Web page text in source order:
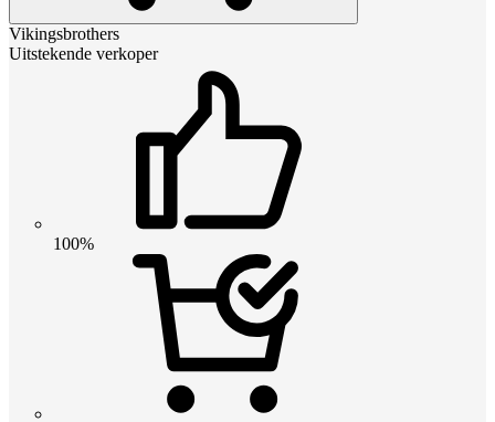
Vikingsbrothers
Uitstekende verkoper
100%